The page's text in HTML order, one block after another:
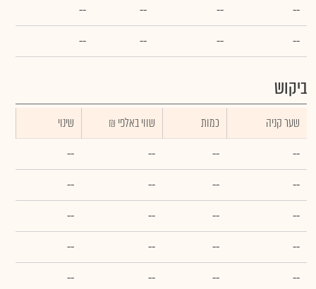
--
--
--
--
--
--
--
--
ביקוש
שער קניה כמות ₪ שווי באלפי
שינוי
--
--
--
--
--
--
--
--
--
--
--
--
--
--
--
--
--
--
--
--